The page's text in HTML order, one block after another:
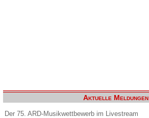
Aktuelle Meldungen
Der 75. ARD-Musikwettbewerb im Livestream